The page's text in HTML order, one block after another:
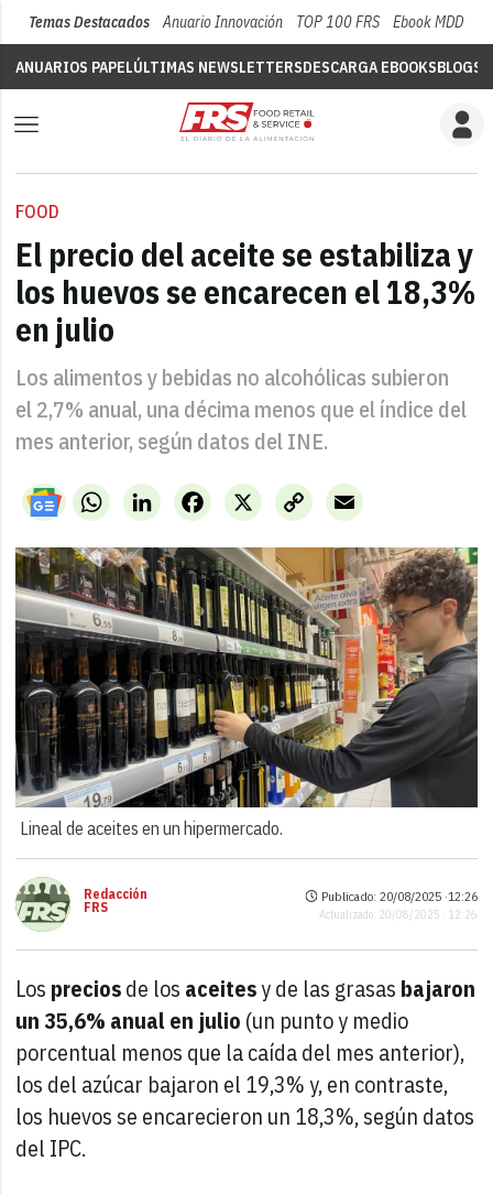
Temas Destacados Anuario Innovación TOP 100 FRS Ebook MDD
ANUARIOS PAPELÚLTIMAS NEWSLETTERSDESCARGA EBOOKSBLOGS
FOOD
El precio del aceite se estabiliza y
los huevos se encarecen el 18,3%
en julio
Los alimentos y bebidas no alcohólicas subieron
el 2,7% anual, una décima menos que el índice del
mes anterior, según datos del INE.
WhatsAppLinkedIn X
Facebook
Copy
Link
Email
Lineal de aceites en un hipermercado.
Redacción
FRS
Publicado: 20/08/2025 ·12:26
Actualizado: 20/08/2025 · 12:26
Los preciosde los aceitesy de las grasas bajaron
un 35,6% anual en julio (un punto y medio
porcentual menos que la caída del mes anterior),
los del azúcar bajaron el 19,3% y, en contraste,
los huevos se encarecieron un 18,3%, según datos
del IPC.